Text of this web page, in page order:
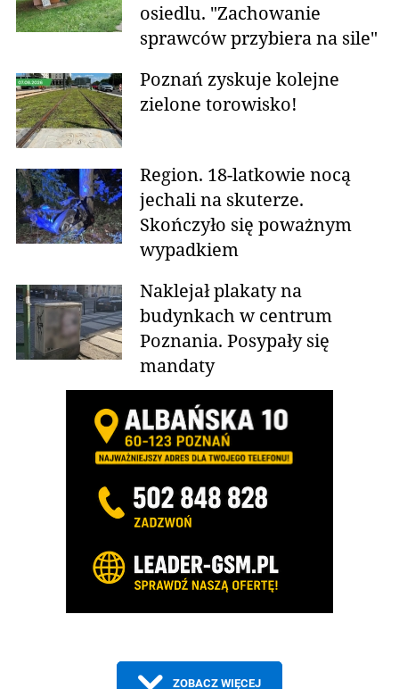
osiedlu. "Zachowanie
sprawców przybiera na sile"
Poznań zyskuje kolejne
zielone torowisko!
Region. 18-latkowie nocą
jechali na skuterze.
Skończyło się poważnym
wypadkiem
Naklejał plakaty na
budynkach w centrum
Poznania. Posypały się
mandaty
ZOBACZ WIĘCEJ